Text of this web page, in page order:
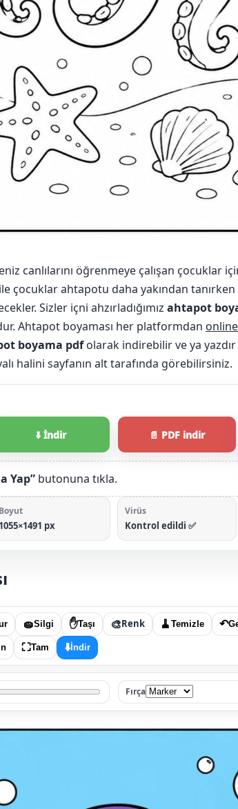
canlılarını öğrenmeye çalışan çocuklar
ile çocuklar ahtapotu daha yakından
Sizler içni ahzırladığımız ahtapot
Ahtapot boyaması her platformdan
boyama pdfolarak indirebilir ve ya
halini sayfanın alt tarafında görebilirsiniz.
⬇️ İndir 📄 PDF indir
Yap” butonuna tıkla.
Boyut
1055×1491 px
Virüs
Kontrol edildi ✅
🧽Silgi ✋Taşı 🎨Renk 🧹 Temizle ↶
⛶Tam ⬇️İndir
Fırça